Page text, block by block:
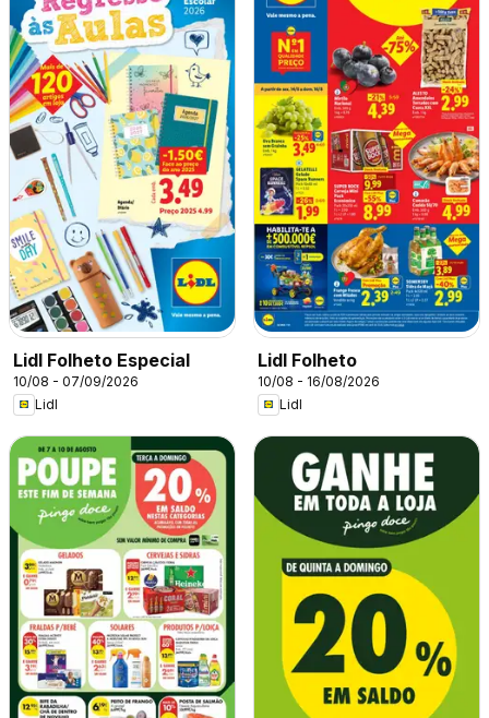
Lidl Folheto Especial
10/08 - 07/09/2026
Lidl
Lidl Folheto
10/08 - 16/08/2026
Lidl